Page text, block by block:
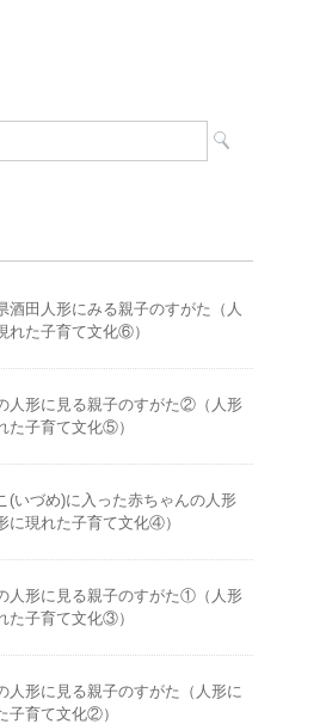
酒田人形にみる親子のすがた（人
れた子育て文化⑥）
人形に見る親子のすがた②（人形
た子育て文化⑤）
(いづめ)に入った赤ちゃんの人形
に現れた子育て文化④）
人形に見る親子のすがた①（人形
た子育て文化③）
人形に見る親子のすがた（人形に
子育て文化②）